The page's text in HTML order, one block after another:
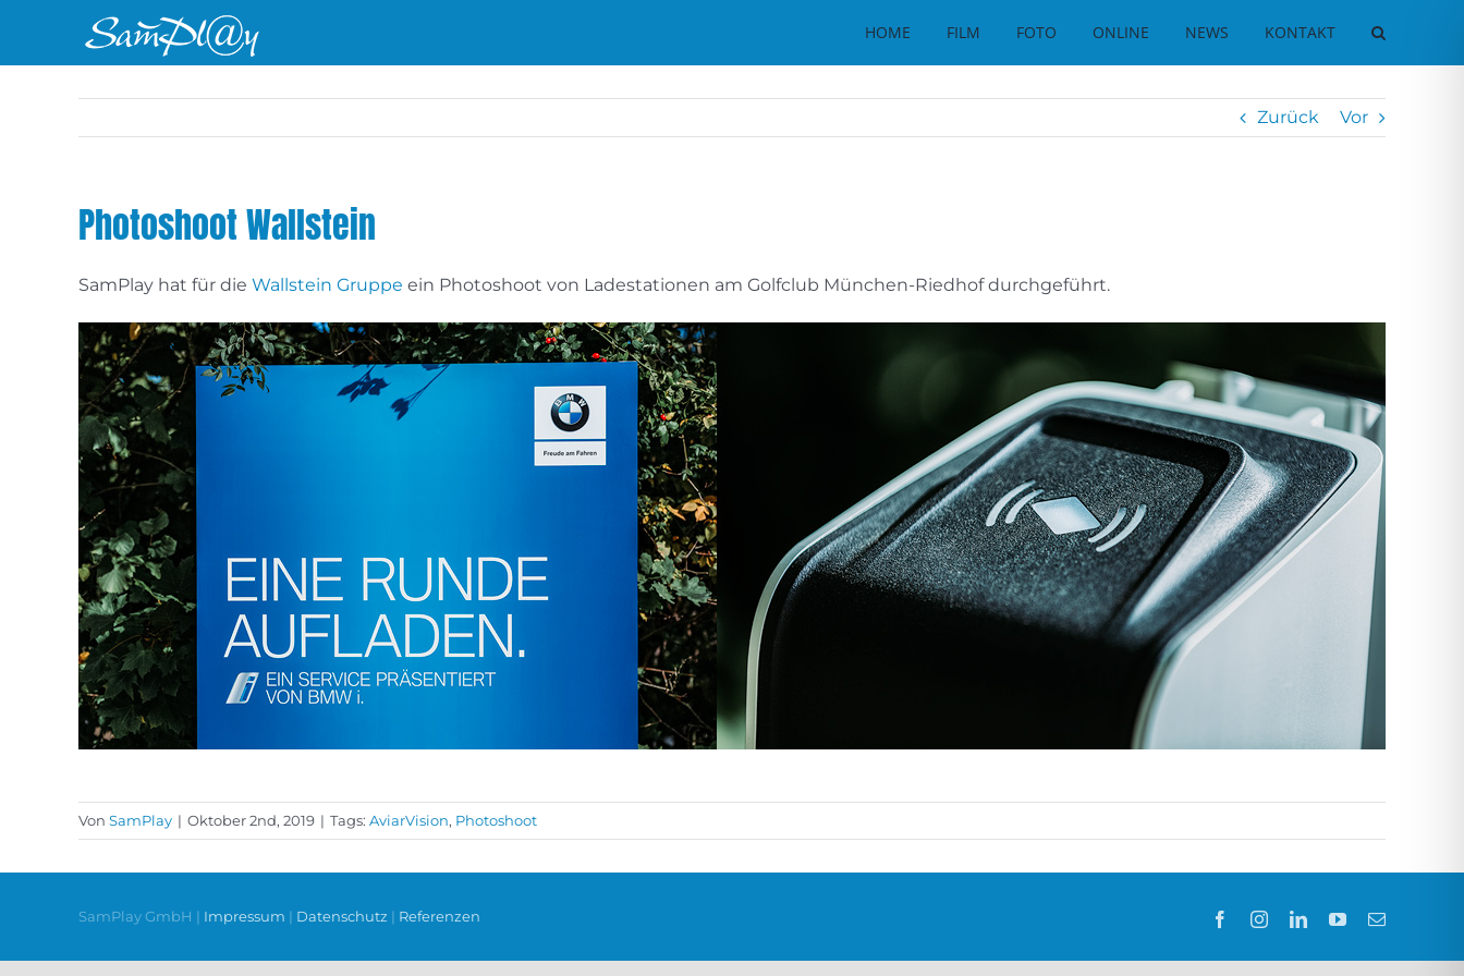
HOME FILM FOTO ONLINE NEWS KONTAKT
Zurück Vor
Photoshoot Wallstein
SamPlay hat für die Wallstein Gruppe ein Photoshoot von Ladestationen am Golfclub München-Riedhof durchgeführt.
Von SamPlay | Oktober 2nd, 2019 | Tags: AviarVision, Photoshoot
SamPlay GmbH | Impressum | Datenschutz | Referenzen FacebookInstagramLinkedInYouTube
E-